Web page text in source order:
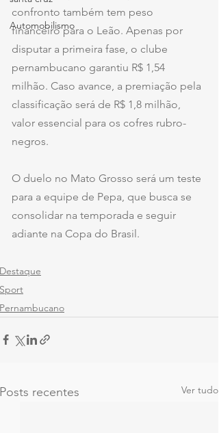
Automobilismo
confronto também tem peso
financeiro para o Leão. Apenas por
disputar a primeira fase, o clube
pernambucano garantiu R$ 1,54
milhão. Caso avance, a premiação pela
classificação será de R$ 1,8 milhão,
valor essencial para os cofres rubro-
negros.
O duelo no Mato Grosso será um teste
para a equipe de Pepa, que busca se
consolidar na temporada e seguir
adiante na Copa do Brasil.
Destaque
Sport
Pernambucano
Posts recentes Ver tudo